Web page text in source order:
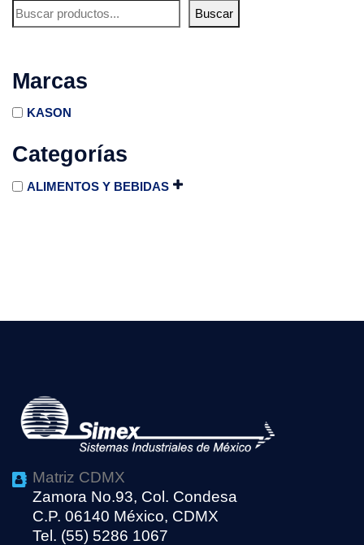
Buscar
Marcas
KASON
Categorías
ALIMENTOS Y BEBIDAS
Matriz CDMX
Zamora No.93, Col. Condesa
C.P. 06140 México, CDMX
Tel. (55) 5286 1067